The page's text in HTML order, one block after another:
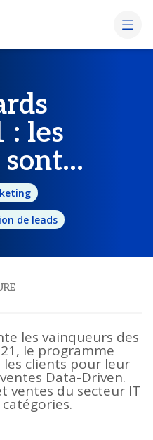
: les
de leads
les vainqueurs des
le programme
clients pour leur
Data-Driven.
ventes du secteur IT